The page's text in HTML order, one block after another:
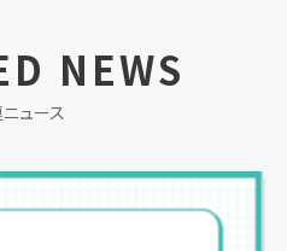
NEWS
ュース